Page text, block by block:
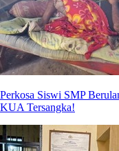
Perkosa Siswi SMP
KUA Tersangka!